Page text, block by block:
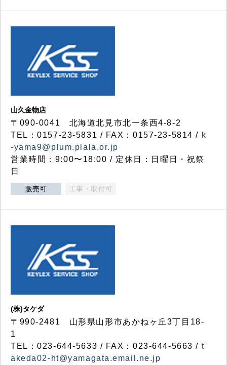
山久金物店
〒090-0041 北海道北見市北一条西4-8-2
TEL：0157-23-5831 / FAX：0157-23-5814 / k
-yama9@plum.plala.or.jp
営業時間：9:00〜18:00 / 定休日：日曜日・祝祭
日
販売可 工事・取付可
(株)タケダ
〒990-2481 山形県山形市あかねヶ丘3丁目18-
1
TEL：023-644-5633 / FAX：023-644-5663 / t
akeda02-ht@yamagata.email.ne.jp